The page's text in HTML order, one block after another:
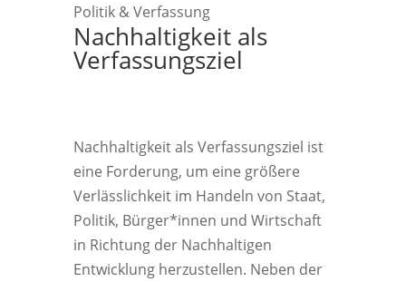
Politik & Verfassung
Nachhaltigkeit als
Verfassungsziel
Nachhaltigkeit als Verfassungsziel ist
eine Forderung, um eine größere
Verlässlichkeit im Handeln von Staat,
Politik, Bürger*innen und Wirtschaft
in Richtung der Nachhaltigen
Entwicklung herzustellen. Neben der